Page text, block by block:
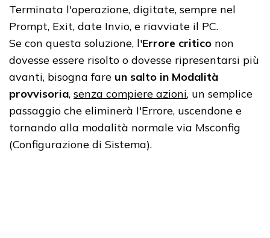
Terminata l'operazione, digitate, sempre nel
Prompt, Exit, date Invio, e riavviate il PC.
Se con questa soluzione, l'Errore critico non
dovesse essere risolto o dovesse ripresentarsi più
avanti, bisogna fare un salto in Modalità
provvisoria, senza compiere azioni, un semplice
passaggio che eliminerà l'Errore, uscendone e
tornando alla modalità normale via Msconfig
(Configurazione di Sistema).